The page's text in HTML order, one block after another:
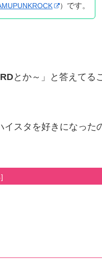
） です。
とか～」と答えてる
スタを好きになった